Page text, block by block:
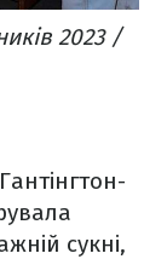
2023 /
сукні,